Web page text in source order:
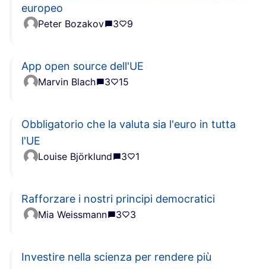
europeo
Peter Bozakov 3 9
App open source dell'UE
Marvin Blach 3 15
Obbligatorio che la valuta sia l'euro in tutta
l'UE
Louise Björklund 3 1
Rafforzare i nostri principi democratici
Mia Weissmann 3 3
Investire nella scienza per rendere più